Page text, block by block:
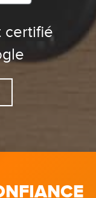
certifié